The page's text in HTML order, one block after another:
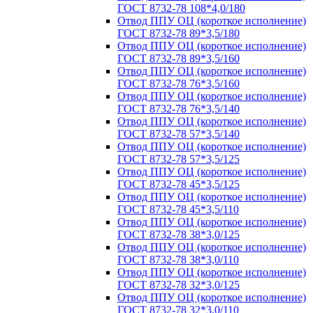
ГОСТ 8732-78 108*4,0/180
Отвод ППУ ОЦ (короткое исполнение)
ГОСТ 8732-78 89*3,5/180
Отвод ППУ ОЦ (короткое исполнение)
ГОСТ 8732-78 89*3,5/160
Отвод ППУ ОЦ (короткое исполнение)
ГОСТ 8732-78 76*3,5/160
Отвод ППУ ОЦ (короткое исполнение)
ГОСТ 8732-78 76*3,5/140
Отвод ППУ ОЦ (короткое исполнение)
ГОСТ 8732-78 57*3,5/140
Отвод ППУ ОЦ (короткое исполнение)
ГОСТ 8732-78 57*3,5/125
Отвод ППУ ОЦ (короткое исполнение)
ГОСТ 8732-78 45*3,5/125
Отвод ППУ ОЦ (короткое исполнение)
ГОСТ 8732-78 45*3,5/110
Отвод ППУ ОЦ (короткое исполнение)
ГОСТ 8732-78 38*3,0/125
Отвод ППУ ОЦ (короткое исполнение)
ГОСТ 8732-78 38*3,0/110
Отвод ППУ ОЦ (короткое исполнение)
ГОСТ 8732-78 32*3,0/125
Отвод ППУ ОЦ (короткое исполнение)
ГОСТ 8732-78 32*3,0/110